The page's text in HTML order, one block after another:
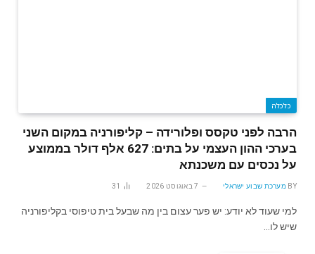
כלכלה
הרבה לפני טקסס ופלורידה – קליפורניה במקום השני
בערכי ההון העצמי על בתים: 627 אלף דולר בממוצע
על נכסים עם משכנתא
BY מערכת שבוע ישראלי 7 באוגוסט 2026 31
למי שעוד לא יודע: יש פער עצום בין מה שבעל בית טיפוסי בקליפורניה
שיש לו…